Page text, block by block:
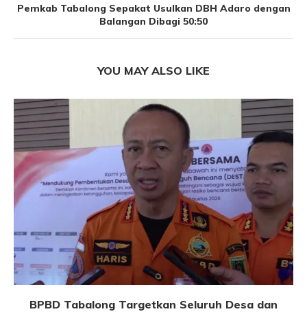
Pemkab Tabalong Sepakat Usulkan DBH Adaro dengan
Balangan Dibagi 50:50
YOU MAY ALSO LIKE
BPBD Tabalong Targetkan Seluruh Desa dan